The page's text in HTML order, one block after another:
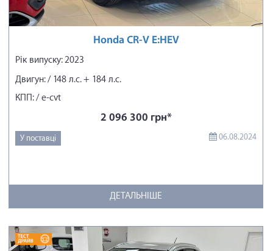
Honda CR-V E:HEV
Рік випуску: 2023
Двигун: / 148 л.с. + 184 л.с.
КПП: / e-cvt
2 096 300 грн*
У поставці 06.08.2024
ДЕТАЛЬНІШЕ